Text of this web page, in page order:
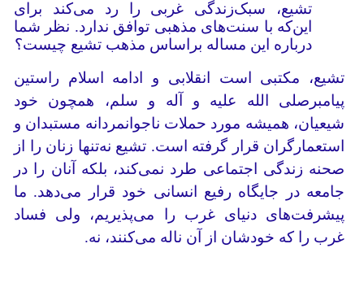
تشیع، سبک‌زندگی غربی را رد می‌کند برای
این‌که با سنت‌های مذهبی توافق ندارد. نظر شما
درباره این مساله براساس مذهب تشیع چیست؟
تشیع، مکتبی است انقلابی و ادامه اسلام راستین
پیامبرصلی الله علیه و آله و سلم، همچون خود
شیعیان، همیشه مورد حملات ناجوانمردانه مستبدان و
استعمارگران قرار گرفته است. تشیع نه‌تنها زنان را از
صحنه زندگی اجتماعی طرد نمی‌کند، بلکه آنان را در
جامعه در جایگاه رفیع انسانی خود قرار می‌دهد. ما
پیشرفت‌های دنیای غرب را می‌پذیریم، ولی فساد
غرب را که خودشان از آن ناله می‌کنند، نه.